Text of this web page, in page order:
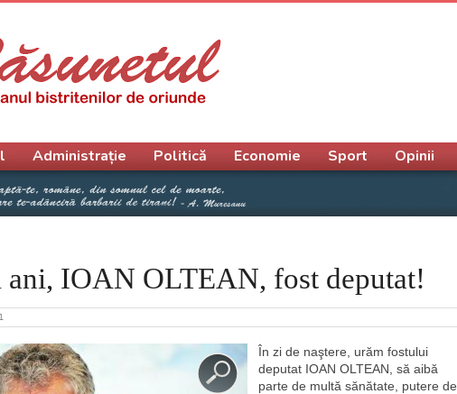
IOAN OLTEAN, fost deputat!
În zi de naştere, urăm fostului
deputat IOAN OLTEAN, să aibă
parte de multă sănătate, putere de
Administrație Politică Economie Sport Opinii